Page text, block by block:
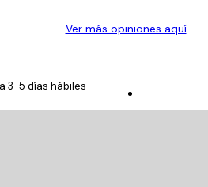
Ver más opiniones aquí
3-5 días hábiles